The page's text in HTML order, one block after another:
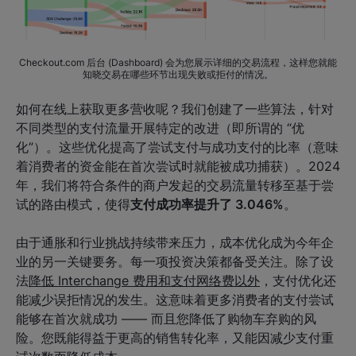
Checkout.com 后台 (Dashboard) 会为您展示详细的交易流程，这样您就能
知晓交易在哪些环节出现失败或拒付的情况。
如何在线上获取更多营收呢？我们创建了一些算法，针对
不同类型的支付流量开展特定的改进（即所谓的 “优
化”）。这些优化提高了尝试支付与成功支付的比率（意味
着消费者的资金能在首次尝试时就能被成功捕获）。2024
年，我们将符合条件的商户发起的交易流量转移至基于尝
试的路由模式，使得支付成功率提升了 3.046%。
由于通胀和行业挑战持续带来压力，成本优化成为今年企
业的另一关键要务。每一项投资决策都备受关注。除了设
法降低 Interchange 费用和支付网络费以外 ，支付优化还
能减少误拒情况的发生。这意味着更多消费者的支付尝试
能够在首次就成功 —— 而且您降低了购物车弃购的风
险。您既能得益于更高的销售转化率，又能因减少支付重